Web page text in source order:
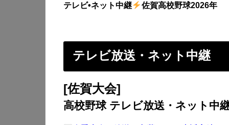
テレビ•ネット中継 佐賀高校野球2026年
テレビ放送・ネット中継
[佐賀大会]
高校野球 テレビ放送・ネット中